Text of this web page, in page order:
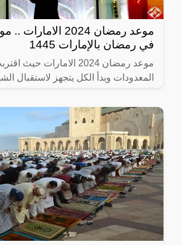
موعد رمضان 2024
في رمضان بالإمارات 1445
موعد رمضان 2024 الامارات حيث
المعدودات وبدأ الكل يتجهز لاستقبال
لنتفرغ نحن إلى